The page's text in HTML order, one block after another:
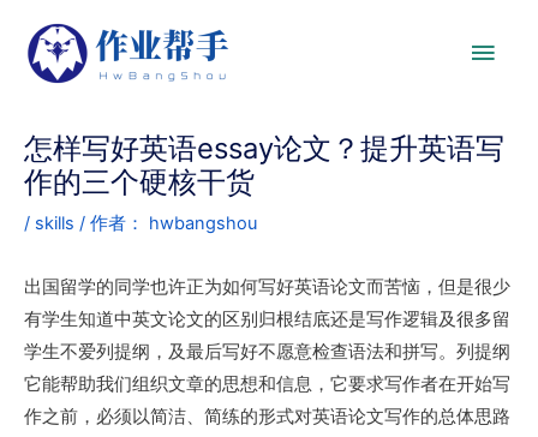
怎样写好英语essay论文？提升英语写
作的三个硬核干货
/ skills / 作者： hwbangshou
出国留学的同学也许正为如何写好英语论文而苦恼，但是很少
有学生知道中英文论文的区别归根结底还是写作逻辑及很多留
学生不爱列提纲，及最后写好不愿意检查语法和拼写。列提纲
它能帮助我们组织文章的思想和信息，它要求写作者在开始写
作之前，必须以简洁、简练的形式对英语论文写作的总体思路